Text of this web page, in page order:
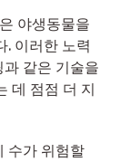
야생동물을
. 이러한 노력
같은 기술을
데 점점 더 지
수가 위험할